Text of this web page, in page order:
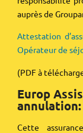
auprès de
Attestation
Opérateur de
(PDF à
Europ
annulation:
Cette